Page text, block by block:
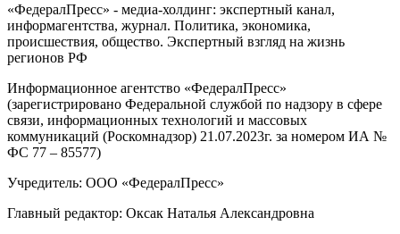
«ФедералПресс» - медиа-холдинг: экспертный канал,
информагентства, журнал. Политика, экономика,
происшествия, общество. Экспертный взгляд на жизнь
регионов РФ
Информационное агентство «ФедералПресс»
(зарегистрировано Федеральной службой по надзору в сфере
связи, информационных технологий и массовых
коммуникаций (Роскомнадзор) 21.07.2023г. за номером ИА №
ФС 77 – 85577)
Учредитель: ООО «ФедералПресс»
Главный редактор: Оксак Наталья Александровна